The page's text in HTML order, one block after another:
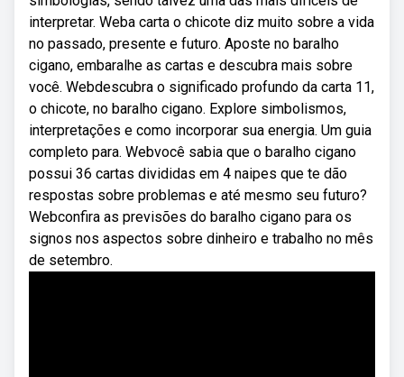
interpretar. Weba carta o chicote diz muito sobre a vida
no passado, presente e futuro. Aposte no baralho
cigano, embaralhe as cartas e descubra mais sobre
você. Webdescubra o significado profundo da carta 11,
o chicote, no baralho cigano. Explore simbolismos,
interpretações e como incorporar sua energia. Um guia
completo para. Webvocê sabia que o baralho cigano
possui 36 cartas divididas em 4 naipes que te dão
respostas sobre problemas e até mesmo seu futuro?
Webconfira as previsões do baralho cigano para os
signos nos aspectos sobre dinheiro e trabalho no mês
de setembro.